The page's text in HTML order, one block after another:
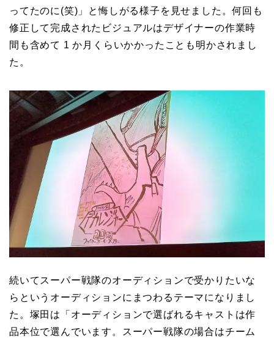
ってたのに(笑)」と悔しがる様子を見せました。何回も
修正して完成されたビジュアルはデザイナーの作業時
間も含めて 1 か月くらいかかったことも明かされまし
た。
続いてスーパー戦隊のオーディションで受かりたいな
らというオーディションにまつわるテーマになりまし
た。塚田は「オーディションで選ばれるキャストは作
品本位で選んでいます。スーパー戦隊の場合はチーム